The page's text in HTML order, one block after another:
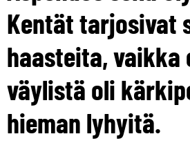
Kentät tarjosivat
haasteita, vaikka
väylistä oli
hieman lyhyitä.